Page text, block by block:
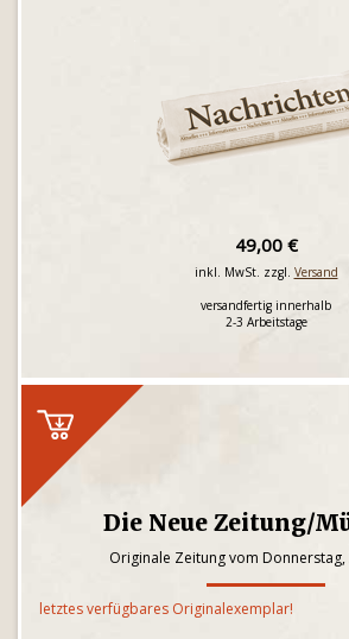
49,00 €
inkl. MwSt. zzgl. Versand
versandfertig innerhalb
2-3 Arbeitstage
Die Neue Zeitung/
Originale Zeitung vom Donnerstag,
letztes verfügbares Originalexemplar!